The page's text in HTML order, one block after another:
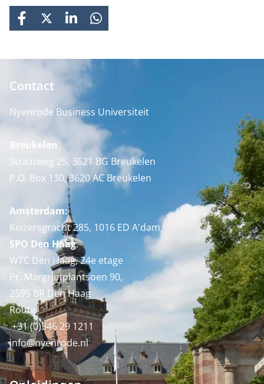
FACEBOOK
X LINKEDINWHATSAPP
Contact
Nyenrode Business Universiteit
Breukelen:
Straatweg 25, 3621 BG Breukelen
P.O. Box 130, 3620 AC Breukelen
Amsterdam:
Keizersgracht 285, 1016 ED A'dam
SPO Den Haag:
WTC Den Haag, 24e etage
Pr. Margrietplantsoen 90,
2595 BR Den Haag
Route
+31 (0)346 29 1211
info@nyenrode.nl